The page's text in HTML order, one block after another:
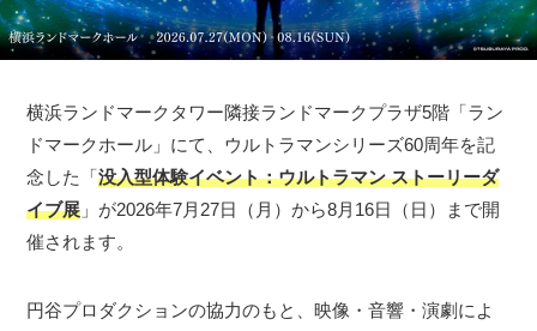
横浜ランドマークタワー隣接ランドマークプラザ5階「ラン
ドマークホール」にて、ウルトラマンシリーズ60周年を記
念した「没入型体験イベント：ウルトラマン ストーリーダ
イブ展 」が2026年7月27日（月）から8月16日（日）まで開
催されます。
円谷プロダクションの協力のもと、映像・音響・演劇によ